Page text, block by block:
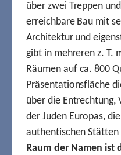
über zwei Treppen
erreichbare Bau mit
Architektur und
gibt in mehreren z. T.
Räumen auf ca. 800
Präsentationsfläche
über die Entrechtung,
der Juden Europas,
authentischen
Raum der Namen ist